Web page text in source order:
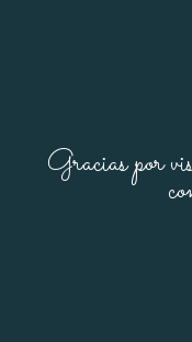
Gracias por